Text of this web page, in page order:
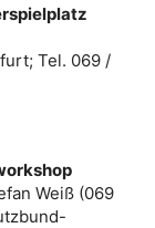
Tel. 069 /
Weiß (069